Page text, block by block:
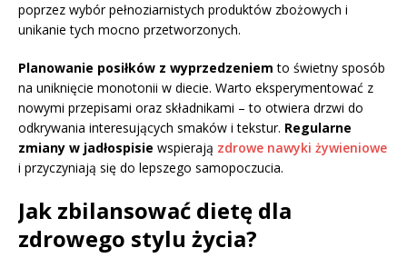
poprzez wybór pełnoziarnistych produktów zbożowych i
unikanie tych mocno przetworzonych.
Planowanie posiłków z wyprzedzeniem to świetny sposób
na uniknięcie monotonii w diecie. Warto eksperymentować z
nowymi przepisami oraz składnikami – to otwiera drzwi do
odkrywania interesujących smaków i tekstur. Regularne
zmiany w jadłospisie wspierają zdrowe nawyki żywieniowe
i przyczyniają się do lepszego samopoczucia.
Jak zbilansować dietę dla
zdrowego stylu życia?